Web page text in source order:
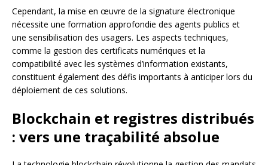
Cependant, la mise en œuvre de la signature électronique
nécessite une formation approfondie des agents publics et
une sensibilisation des usagers. Les aspects techniques,
comme la gestion des certificats numériques et la
compatibilité avec les systèmes d’information existants,
constituent également des défis importants à anticiper lors du
déploiement de ces solutions.
Blockchain et registres distribués
: vers une traçabilité absolue